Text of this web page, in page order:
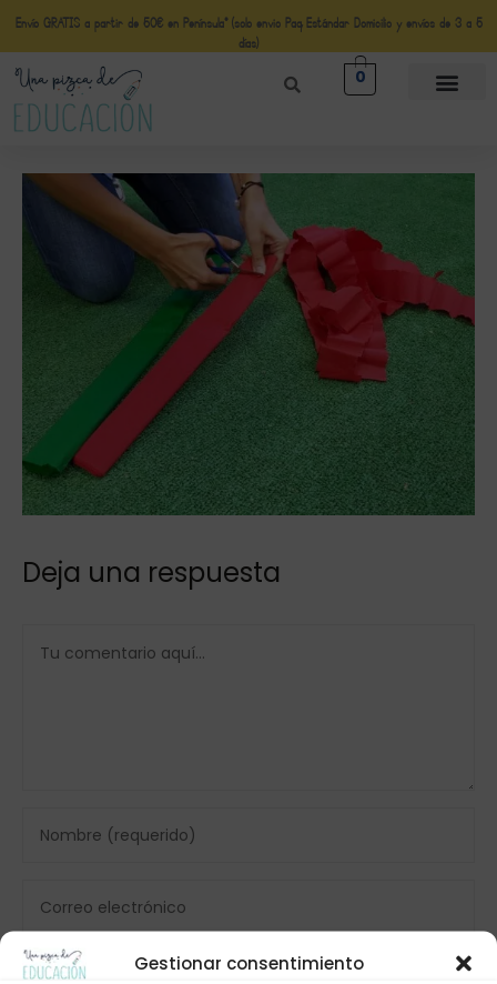
Gestionar consentimiento
Envío GRATIS a partir de 50€ en Península* (solo envio Paq Estándar Domicilio y envíos de 3 a 5
días)
0
Deja una respuesta